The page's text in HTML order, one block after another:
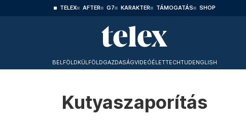
TELEX AFTER G7 KARAKTER TÁMOGATÁS SHOP
BELFÖLDKÜLFÖLDGAZDASÁGVIDEÓÉLETTECHTUDENGLISH
Kutyaszaporítás